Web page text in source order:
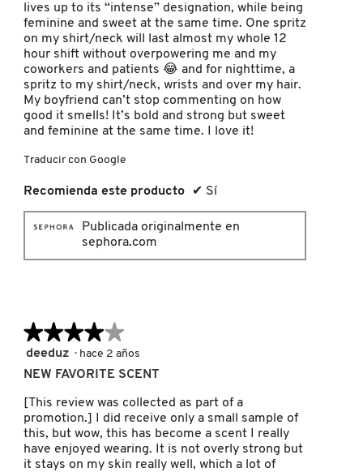
LANEIGE
LAURA MERCIER
LILASH
LIVING PROOF
MAC COSMETICS
MAKEUP BY MARIO
MARC JACOBS PERFUMES
MEDICUBE
lives up to its “intense” designation, while being
feminine and sweet at the same time. One spritz
on my shirt/neck will last almost my whole 12
hour shift without overpowering me and my
coworkers and patients 😂 and for nighttime, a
spritz to my shirt/neck, wrists and over my hair.
My boyfriend can’t stop commenting on how
good it smells! It’s bold and strong but sweet
and feminine at the same time. I love it!
Traducir con Google
Recomienda este producto ✔ Sí
Publicada originalmente en
sephora.com
★★★★★
★★★★★
4
de
estrellas.
deeduz · hace 2 años
NEW FAVORITE SCENT
[This review was collected as part of a
promotion.] I did receive only a small sample of
this, but wow, this has become a scent I really
have enjoyed wearing. It is not overly strong but
it stays on my skin really well, which a lot of